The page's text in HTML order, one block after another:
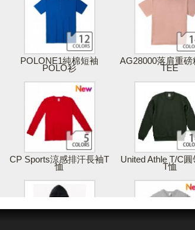
儲存 & 購買
可上傳您獨一
響最後商品的
增加
您可以使用雙
的素材加入設
姓名
製作團體服的
本後，輸入團
量製作出屬於
POLONE1純棉短袖
POLO衫
AG28000落肩重磅
TEE
CP Sports涼感排汗長袖T
恤
United Athle T/C
T恤